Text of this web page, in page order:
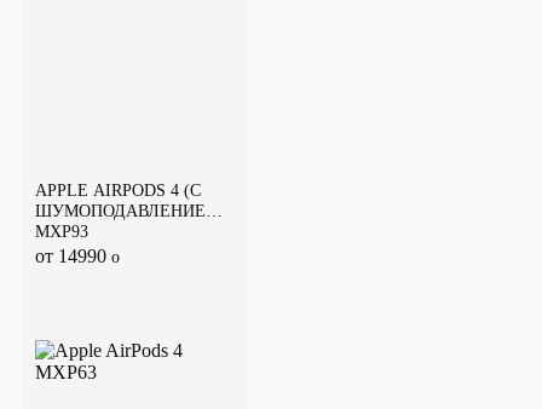
APPLE AIRPODS 4 (С
ШУМОПОДАВЛЕНИЕМ)
MXP93
от 14990 o